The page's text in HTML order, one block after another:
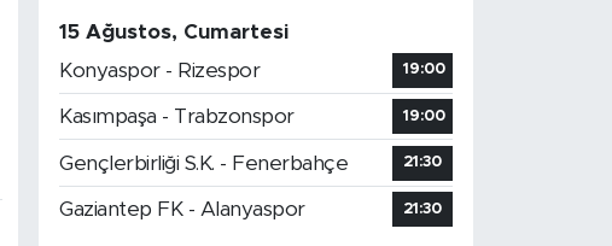
15 Ağustos, Cumartesi
Konyaspor - Rizespor
19:00
Kasımpaşa - Trabzonspor 19:00
Gençlerbirliği S.K. - Fenerbahçe 21:30
Gaziantep FK - Alanyaspor 21:30